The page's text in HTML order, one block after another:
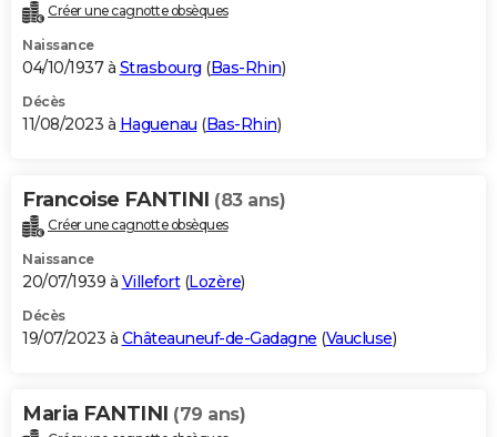
Créer une cagnotte obsèques
Naissance
04/10/1937 à Strasbourg (Bas-Rhin)
Décès
11/08/2023 à Haguenau (Bas-Rhin)
Francoise FANTINI (83 ans)
Créer une cagnotte obsèques
Naissance
20/07/1939 à Villefort(Lozère)
Décès
19/07/2023 à Châteauneuf-de-Gadagne (Vaucluse)
Maria FANTINI (79 ans)